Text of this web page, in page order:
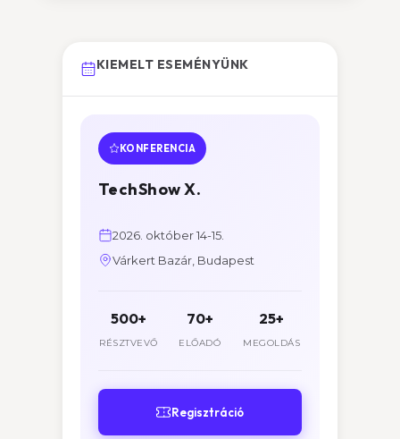
KIEMELT ESEMÉNYÜNK
KONFERENCIA
TechShow X.
2026. október 14-15.
Várkert Bazár, Budapest
500+
RÉSZTVEVŐ
70+
ELŐADÓ
25+
MEGOLDÁS
Regisztráció